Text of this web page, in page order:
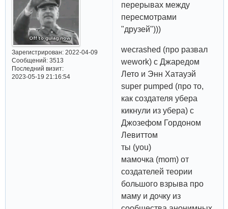
Зарегистрирован: 2022-04-09
Сообщений:3513
Последний визит:
2023-05-19 21:16:54
перерывах между
пересмотрами
"друзей")))
wecrashed (про развал
wework) с Джаредом
Лето и Энн Хатауэй
super pumped (про то,
как создателя убера
кикнули из убера) с
Джозефом Гордоном
Левиттом
ты (you)
мамочка (mom) от
создателей теории
большого взрыва про
маму и дочку из